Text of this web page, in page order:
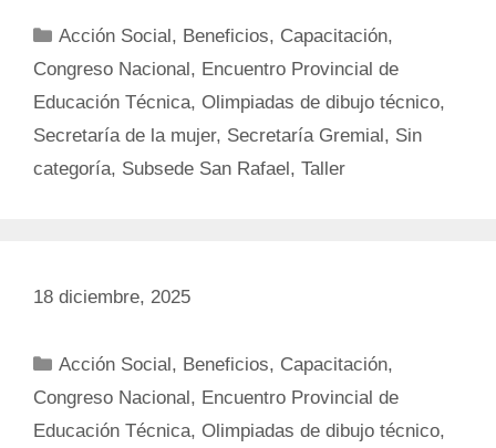
Categorías
Acción Social, Beneficios, Capacitación,
Congreso Nacional, Encuentro Provincial de
Educación Técnica, Olimpiadas de dibujo técnico,
Secretaría de la mujer, Secretaría Gremial, Sin
categoría, Subsede San Rafael, Taller
18 diciembre, 2025
Categorías
Acción Social , Beneficios, Capacitación,
Congreso Nacional , Encuentro Provincial de
Educación Técnica, Olimpiadas de dibujo técnico,